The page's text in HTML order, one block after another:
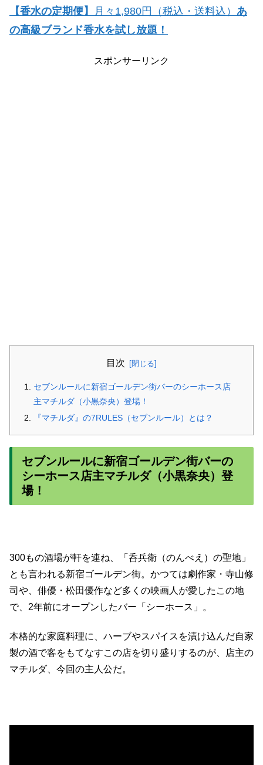
【香水の定期便】 月々1,980円（税込・送料込） あ
の高級ブランド香水を試し放題！
スポンサーリンク
目次
セブンルールに新宿ゴールデン街バーのシーホース店
主マチルダ（小黒奈央）登場！
『マチルダ』の7RULES（セブンルール）とは？
セブンルールに新宿ゴールデン街バーの
シーホース店主マチルダ（小黒奈央）登
場！
300もの酒場が軒を連ね、「呑兵衛（のんべえ）の聖地」
とも言われる新宿ゴールデン街。かつては劇作家・寺山修
司や、俳優・松田優作など多くの映画人が愛したこの地
で、2年前にオープンしたバー「シーホース」。
本格的な家庭料理に、ハーブやスパイスを漬け込んだ自家
製の酒で客をもてなすこの店を切り盛りするのが、店主の
マチルダ、今回の主人公だ。